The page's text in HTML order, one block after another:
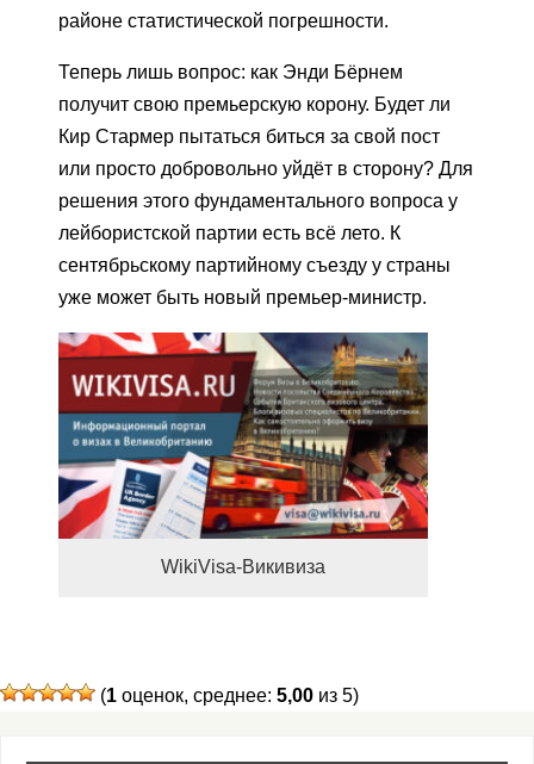
районе статистической погрешности.
Теперь лишь вопрос: как Энди Бёрнем
получит свою премьерскую корону. Будет ли
Кир Стармер пытаться биться за свой пост
или просто добровольно уйдёт в сторону? Для
решения этого фундаментального вопроса у
лейбористской партии есть всё лето. К
сентябрьскому партийному съезду у страны
уже может быть новый премьер-министр.
WikiVisa-Викивиза
(1 оценок, среднее: 5,00 из 5)